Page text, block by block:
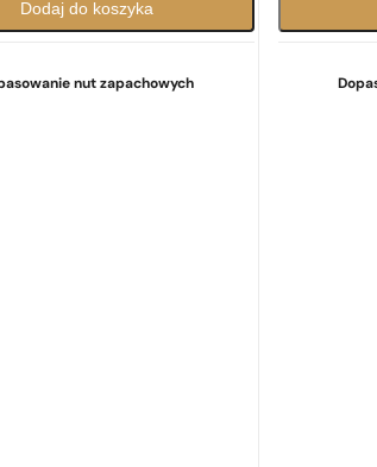
Dodaj do koszyka
nut zapachowych